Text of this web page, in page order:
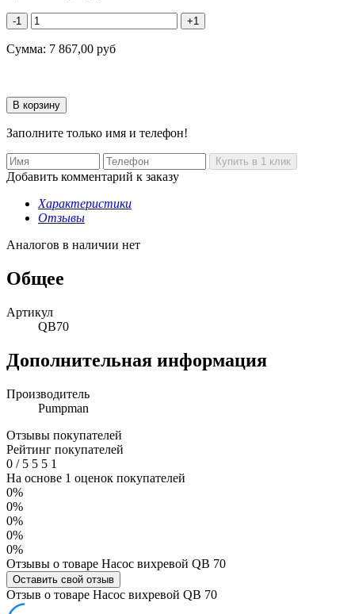
-1 +1
Сумма: 7 867,00 руб
Заполните только имя и телефон!
Добавить комментарий к заказу
Характеристики
Отзывы
Аналогов в наличии нет
Общее
Артикул
QB70
Дополнительная информация
Производитель
Pumpman
Отзывы покупателей
Рейтинг покупателей
0 /5 5 5 1
На основе 1 оценок покупателей
0%
0%
0%
0%
0%
Отзывы о товаре Насос вихревой QB 70
Оставить свой отзыв
Отзыв о товаре Насос вихревой QB 70